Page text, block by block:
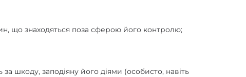
що знаходяться поза сферою його контролю;
шкоду, заподіяну його діями (особисто, навіть